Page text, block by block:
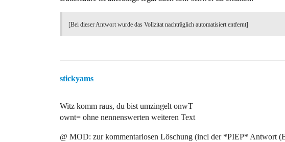
[Bei dieser Antwort wurde das Vollzitat nachträglich automatisiert entfernt]
stickyams
Witz komm raus, du bist umzingelt onwT
ownt= ohne nennenswerten weiteren Text
@ MOD: zur kommentarlosen Löschung (incl der *PIEP* Antwort